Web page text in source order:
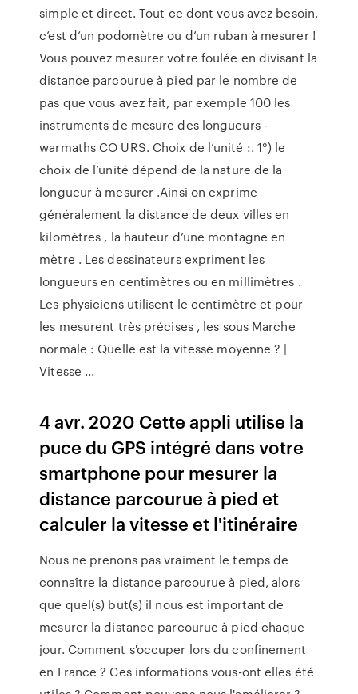
simple et direct. Tout ce dont vous avez besoin,
c’est d’un podomètre ou d’un ruban à mesurer !
Vous pouvez mesurer votre foulée en divisant la
distance parcourue à pied par le nombre de
pas que vous avez fait, par exemple 100 les
instruments de mesure des longueurs -
warmaths CO URS. Choix de l’unité :. 1°) le
choix de l’unité dépend de la nature de la
longueur à mesurer .Ainsi on exprime
généralement la distance de deux villes en
kilomètres , la hauteur d’une montagne en
mètre . Les dessinateurs expriment les
longueurs en centimètres ou en millimètres .
Les physiciens utilisent le centimètre et pour
les mesurent très précises , les sous Marche
normale : Quelle est la vitesse moyenne ? |
Vitesse ...
4 avr. 2020 Cette appli utilise la
puce du GPS intégré dans votre
smartphone pour mesurer la
distance parcourue à pied et
calculer la vitesse et l'itinéraire
Nous ne prenons pas vraiment le temps de
connaître la distance parcourue à pied, alors
que quel(s) but(s) il nous est important de
mesurer la distance parcourue à pied chaque
jour. Comment s'occuper lors du confinement
en France ? Ces informations vous-ont elles été